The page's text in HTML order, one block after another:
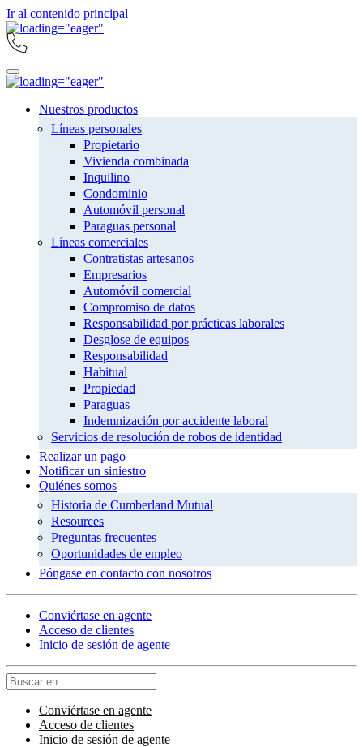
Ir al contenido principal
Nuestros productos
Líneas personales
Propietario
Vivienda combinada
Inquilino
Condominio
Automóvil personal
Paraguas personal
Líneas comerciales
Contratistas artesanos
Empresarios
Automóvil comercial
Compromiso de datos
Responsabilidad por prácticas laborales
Desglose de equipos
Responsabilidad
Habitual
Propiedad
Paraguas
Indemnización por accidente laboral
Servicios de resolución de robos de identidad
Realizar un pago
Notificar un siniestro
Quiénes somos
Historia de Cumberland Mutual
Resources
Preguntas frecuentes
Oportunidades de empleo
Póngase en contacto con nosotros
Conviértase en agente
Acceso de clientes
Inicio de sesión de agente
Conviértase en agente
Acceso de clientes
Inicio de sesión de agente